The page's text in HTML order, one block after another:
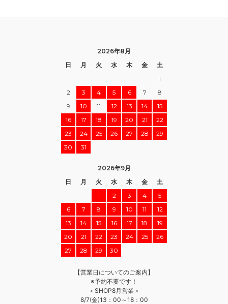
2026年8月
日
月 火 水 木 金
土
1
2
3 4 5 6 7
8
9
10 11 12 13 14
15
16
17 18 19 20 21
22
23
24 25 26 27 28
29
30
31
2026年9月
日
月 火 水 木 金
土
1
2 3 4
5
6
7 8 9 10 11
12
13
14 15 16 17 18
19
20
21 22 23 24 25
26
27
28 29 30
【営業日についてのご案内】
※予約不要です！
＜SHOP8月営業＞
8/7(金)13：00～18：00